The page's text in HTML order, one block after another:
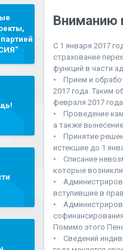
Вниманию
С 1 января 2017
страхование
функций в части
• Прием и
2017 года. Таким
февраля 2017
• Проведение
а также
• Принятие
истекшие до 1
• Списание
которые
•
вступившие в
•
Помимо этого
• Сведений